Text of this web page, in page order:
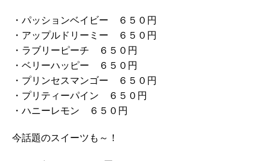
・パッションベイビー ６５０円
・アップルドリーミー ６５０円
・ラブリーピーチ ６５０円
・ベリーハッピー ６５０円
・プリンセスマンゴー ６５０円
・プリティーパイン ６５０円
・ハニーレモン ６５０円
今話題のスイーツも～！